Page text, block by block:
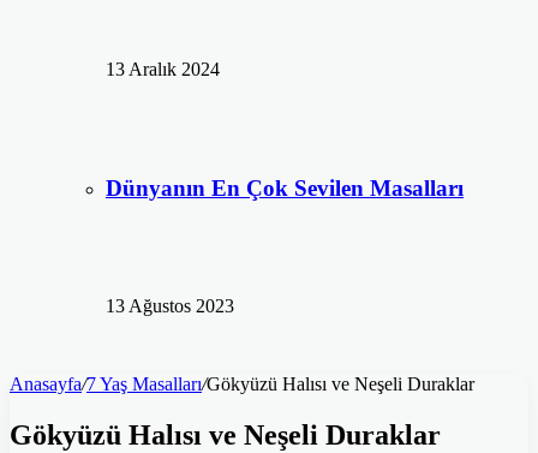
13 Aralık 2024
Dünyanın En Çok Sevilen Masalları
13 Ağustos 2023
Anasayfa/7 Yaş Masalları/Gökyüzü Halısı ve Neşeli Duraklar
Gökyüzü Halısı ve Neşeli Duraklar